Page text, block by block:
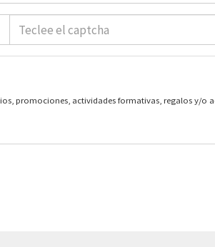
captcha
promociones, actividades formativas, regalos y/o